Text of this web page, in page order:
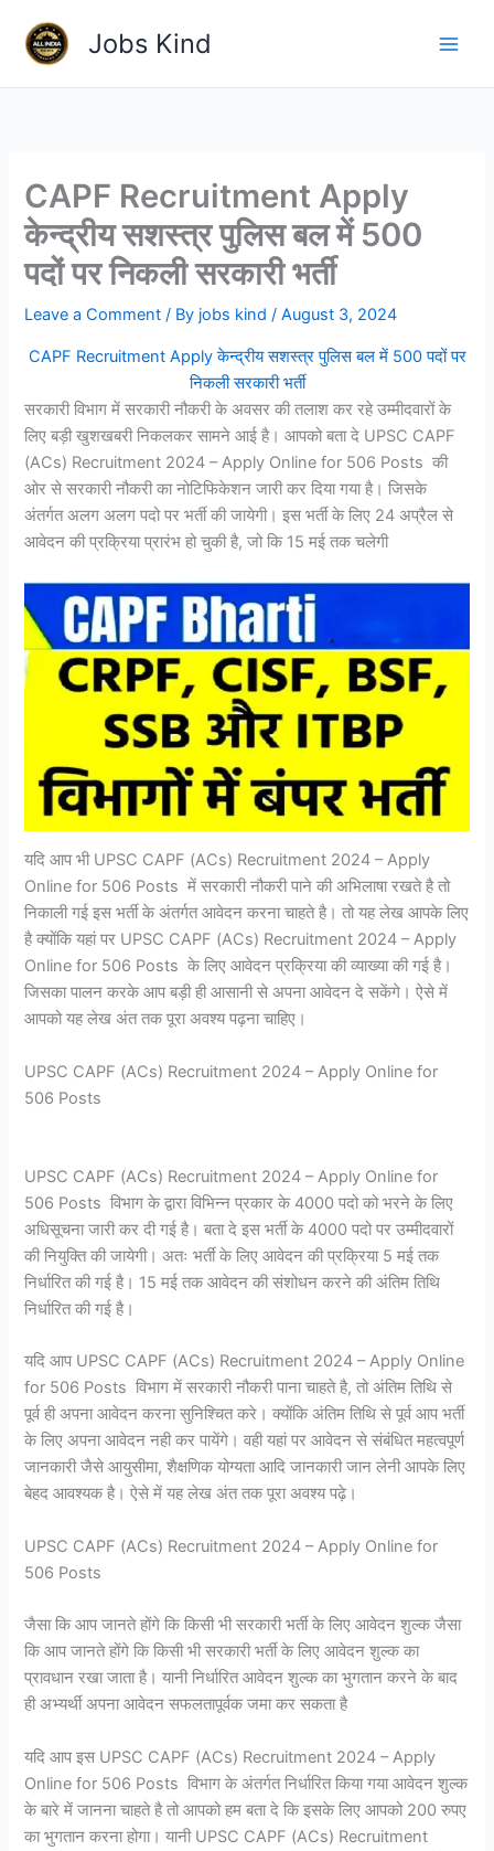
content
Jobs Kind
CAPF Recruitment Apply
केन्द्रीय सशस्त्र पुलिस बल में 500
पदों पर निकली सरकारी भर्ती
Leave a Comment / By jobs kind/August 3, 2024
CAPF Recruitment Apply केन्द्रीय सशस्त्र पुलिस बल में 500 पदों पर
निकली सरकारी भर्ती
सरकारी विभाग में सरकारी नौकरी के अवसर की तलाश कर रहे उम्मीदवारों के
लिए बड़ी खुशखबरी निकलकर सामने आई है। आपको बता दे UPSC CAPF
(ACs) Recruitment 2024 – Apply Online for 506 Posts की
ओर से सरकारी नौकरी का नोटिफिकेशन जारी कर दिया गया है। जिसके
अंतर्गत अलग अलग पदो पर भर्ती की जायेगी। इस भर्ती के लिए 24 अप्रैल से
आवेदन की प्रक्रिया प्रारंभ हो चुकी है, जो कि 15 मई तक चलेगी
यदि आप भी UPSC CAPF (ACs) Recruitment 2024 – Apply
Online for 506 Posts में सरकारी नौकरी पाने की अभिलाषा रखते है तो
निकाली गई इस भर्ती के अंतर्गत आवेदन करना चाहते है। तो यह लेख आपके लिए
है क्योंकि यहां पर UPSC CAPF (ACs) Recruitment 2024 – Apply
Online for 506 Posts के लिए आवेदन प्रक्रिया की व्याख्या की गई है।
जिसका पालन करके आप बड़ी ही आसानी से अपना आवेदन दे सकेंगे। ऐसे में
आपको यह लेख अंत तक पूरा अवश्य पढ़ना चाहिए।
UPSC CAPF (ACs) Recruitment 2024 – Apply Online for
506 Posts
UPSC CAPF (ACs) Recruitment 2024 – Apply Online for
506 Posts विभाग के द्वारा विभिन्न प्रकार के 4000 पदो को भरने के लिए
अधिसूचना जारी कर दी गई है। बता दे इस भर्ती के 4000 पदो पर उम्मीदवारों
की नियुक्ति की जायेगी। अतः भर्ती के लिए आवेदन की प्रक्रिया 5 मई तक
निर्धारित की गई है। 15 मई तक आवेदन की संशोधन करने की अंतिम तिथि
निर्धारित की गई है।
यदि आप UPSC CAPF (ACs) Recruitment 2024 – Apply Online
for 506 Posts विभाग में सरकारी नौकरी पाना चाहते है, तो अंतिम तिथि से
पूर्व ही अपना आवेदन करना सुनिश्चित करे। क्योंकि अंतिम तिथि से पूर्व आप भर्ती
के लिए अपना आवेदन नही कर पायेंगे। वही यहां पर आवेदन से संबंधित महत्वपूर्ण
जानकारी जैसे आयुसीमा, शैक्षणिक योग्यता आदि जानकारी जान लेनी आपके लिए
बेहद आवश्यक है। ऐसे में यह लेख अंत तक पूरा अवश्य पढ़े।
UPSC CAPF (ACs) Recruitment 2024 – Apply Online for
506 Posts
जैसा कि आप जानते होंगे कि किसी भी सरकारी भर्ती के लिए आवेदन शुल्क जैसा
कि आप जानते होंगे कि किसी भी सरकारी भर्ती के लिए आवेदन शुल्क का
प्रावधान रखा जाता है। यानी निर्धारित आवेदन शुल्क का भुगतान करने के बाद
ही अभ्यर्थी अपना आवेदन सफलतापूर्वक जमा कर सकता है
यदि आप इस UPSC CAPF (ACs) Recruitment 2024 – Apply
Online for 506 Posts विभाग के अंतर्गत निर्धारित किया गया आवेदन शुल्क
के बारे में जानना चाहते है तो आपको हम बता दे कि इसके लिए आपको 200 रुपए
का भुगतान करना होगा। यानी UPSC CAPF (ACs) Recruitment